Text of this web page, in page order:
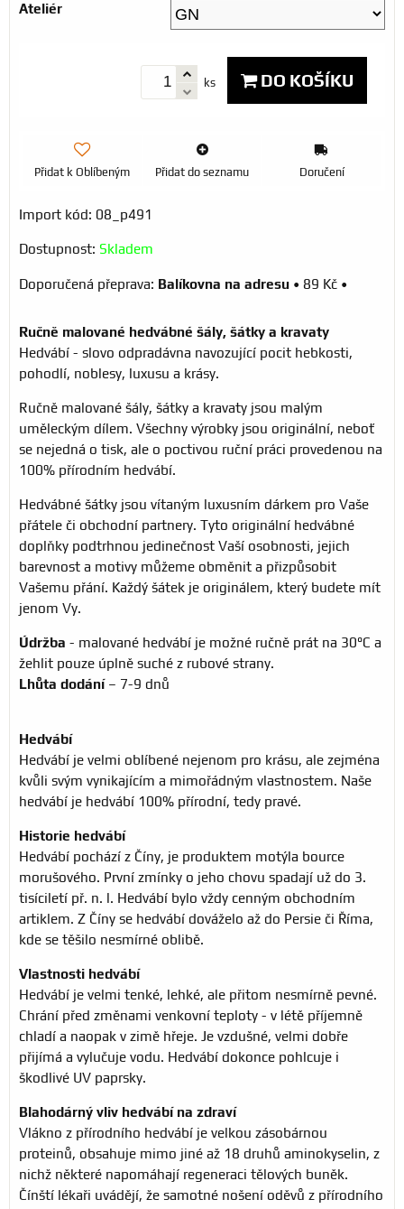
Ateliér
ks DO KOŠÍKU
Přidat k Oblíbeným Přidat do seznamu Doručení
Import kód: 08_p491
Dostupnost: Skladem
Balíkovna na adresu • 89 Kč •
Ručně malované hedvábné šály, šátky a kravaty
Hedvábí - slovo odpradávna navozující pocit hebkosti,
pohodlí, noblesy, luxusu a krásy.
Ručně malované šály, šátky a kravaty jsou malým
uměleckým dílem. Všechny výrobky jsou originální, neboť
se nejedná o tisk, ale o poctivou ruční práci provedenou na
100% přírodním hedvábí.
Hedvábné šátky jsou vítaným luxusním dárkem pro Vaše
přátele či obchodní partnery. Tyto originální hedvábné
doplňky podtrhnou jedinečnost Vaší osobnosti, jejich
barevnost a motivy můžeme obměnit a přizpůsobit
Vašemu přání. Každý šátek je originálem, který budete mít
jenom Vy.
Údržba - malované hedvábí je možné ručně prát na 30°C a
žehlit pouze úplně suché z rubové strany.
Lhůta dodání – 7-9 dnů
Hedvábí
Hedvábí je velmi oblíbené nejenom pro krásu, ale zejména
kvůli svým vynikajícím a mimořádným vlastnostem. Naše
hedvábí je hedvábí 100% přírodní, tedy pravé.
Historie hedvábí
Hedvábí pochází z Číny, je produktem motýla bource
morušového. První zmínky o jeho chovu spadají už do 3.
tisíciletí př. n. l. Hedvábí bylo vždy cenným obchodním
artiklem. Z Číny se hedvábí dováželo až do Persie či Říma,
kde se těšilo nesmírné oblibě.
Vlastnosti hedvábí
Hedvábí je velmi tenké, lehké, ale přitom nesmírně pevné.
Chrání před změnami venkovní teploty - v létě příjemně
chladí a naopak v zimě hřeje. Je vzdušné, velmi dobře
přijímá a vylučuje vodu. Hedvábí dokonce pohlcuje i
škodlivé UV paprsky.
Blahodárný vliv hedvábí na zdraví
Vlákno z přírodního hedvábí je velkou zásobárnou
proteinů, obsahuje mimo jiné až 18 druhů aminokyselin, z
nichž některé napomáhají regeneraci tělových buněk.
Čínští lékaři uvádějí, že samotné nošení oděvů z přírodního